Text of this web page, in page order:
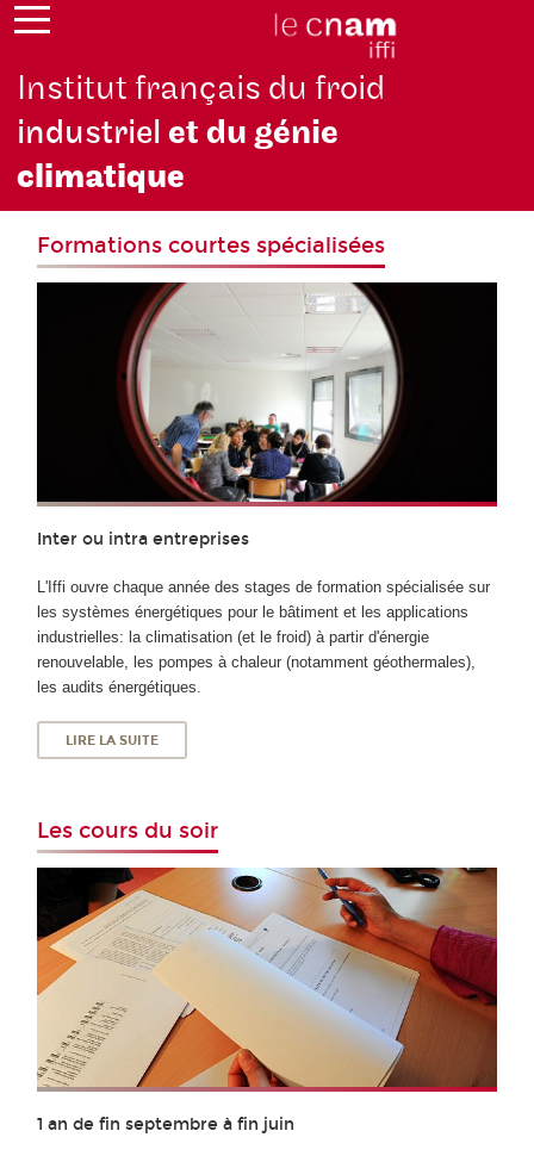
Institut français du froid
industrielet du génie
climatique
Formations courtes spécialisées
Inter ou intra entreprises
L'Iffi ouvre chaque année des stages de formation spécialisée sur
les systèmes énergétiques pour le bâtiment et les applications
industrielles: la climatisation (et le froid) à partir d'énergie
renouvelable, les pompes à chaleur (notamment géothermales),
les audits énergétiques.
LIRE LA SUITE
Les cours du soir
1 an de fin septembre à fin juin